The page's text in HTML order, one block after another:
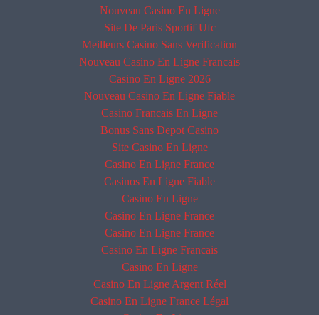
Nouveau Casino En Ligne
Site De Paris Sportif Ufc
Meilleurs Casino Sans Verification
Nouveau Casino En Ligne Francais
Casino En Ligne 2026
Nouveau Casino En Ligne Fiable
Casino Francais En Ligne
Bonus Sans Depot Casino
Site Casino En Ligne
Casino En Ligne France
Casinos En Ligne Fiable
Casino En Ligne
Casino En Ligne France
Casino En Ligne France
Casino En Ligne Francais
Casino En Ligne
Casino En Ligne Argent Réel
Casino En Ligne France Légal